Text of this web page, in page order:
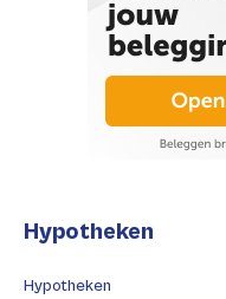
Hypotheken
Hypotheken